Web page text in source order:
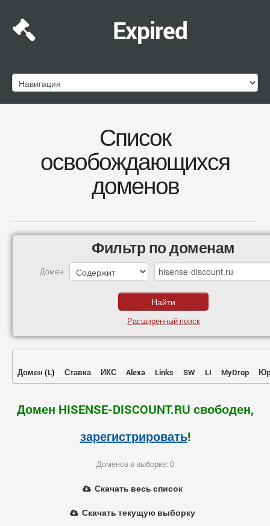
Expired
Список
освобождающихся
доменов
Фильтр по доменам
Домен
Расширенный поиск
Домен (L) Ставка ИКС Alexa Links SW LI MyDrop
Домен HISENSE-DISCOUNT.RU свободен,
зарегистрировать!
Доменов в выборке: 0
Скачать весь список
Скачать текущую выборку